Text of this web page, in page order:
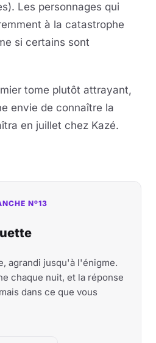
Les personnages qui
à la catastrophe
si certains sont
tome plutôt attrayant,
envie de connaître la
en juillet chez Kazé.
Nº13
agrandi jusqu'à l'énigme.
chaque nuit, et la réponse
dans ce que vous